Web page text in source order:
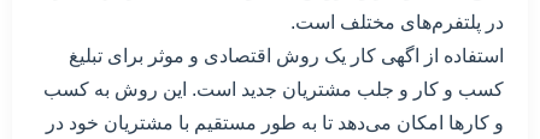
در پلتفرم‌های مختلف است.
استفاده از اگهی کار یک روش اقتصادی و موثر برای تبلیغ
کسب و کار و جلب مشتریان جدید است. این روش به کسب
و کارها امکان می‌دهد تا به طور مستقیم با مشتریان خود در